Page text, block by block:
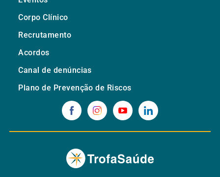
Corpo Clínico
Recrutamento
Acordos
Canal de denúncias
Plano de Prevenção de Riscos